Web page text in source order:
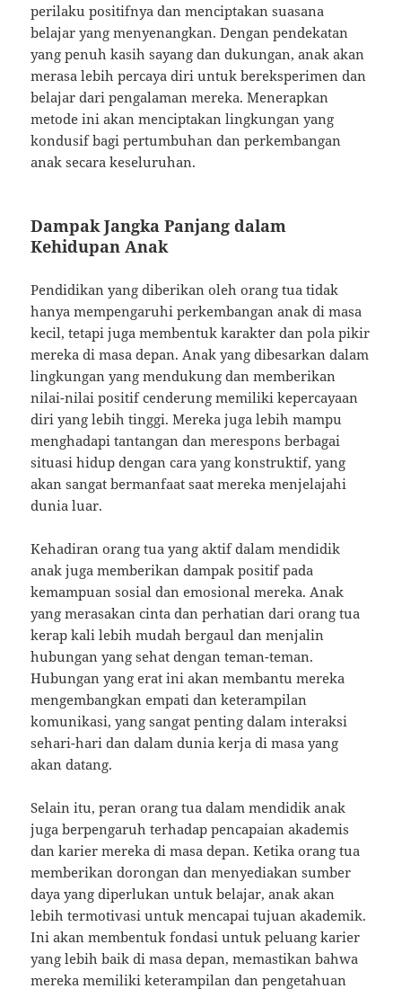
perilaku positifnya dan menciptakan suasana
belajar yang menyenangkan. Dengan pendekatan
yang penuh kasih sayang dan dukungan, anak akan
merasa lebih percaya diri untuk bereksperimen dan
belajar dari pengalaman mereka. Menerapkan
metode ini akan menciptakan lingkungan yang
kondusif bagi pertumbuhan dan perkembangan
anak secara keseluruhan.
Dampak Jangka Panjang dalam
Kehidupan Anak
Pendidikan yang diberikan oleh orang tua tidak
hanya mempengaruhi perkembangan anak di masa
kecil, tetapi juga membentuk karakter dan pola pikir
mereka di masa depan. Anak yang dibesarkan dalam
lingkungan yang mendukung dan memberikan
nilai-nilai positif cenderung memiliki kepercayaan
diri yang lebih tinggi. Mereka juga lebih mampu
menghadapi tantangan dan merespons berbagai
situasi hidup dengan cara yang konstruktif, yang
akan sangat bermanfaat saat mereka menjelajahi
dunia luar.
Kehadiran orang tua yang aktif dalam mendidik
anak juga memberikan dampak positif pada
kemampuan sosial dan emosional mereka. Anak
yang merasakan cinta dan perhatian dari orang tua
kerap kali lebih mudah bergaul dan menjalin
hubungan yang sehat dengan teman-teman.
Hubungan yang erat ini akan membantu mereka
mengembangkan empati dan keterampilan
komunikasi, yang sangat penting dalam interaksi
sehari-hari dan dalam dunia kerja di masa yang
akan datang.
Selain itu, peran orang tua dalam mendidik anak
juga berpengaruh terhadap pencapaian akademis
dan karier mereka di masa depan. Ketika orang tua
memberikan dorongan dan menyediakan sumber
daya yang diperlukan untuk belajar, anak akan
lebih termotivasi untuk mencapai tujuan akademik.
Ini akan membentuk fondasi untuk peluang karier
yang lebih baik di masa depan, memastikan bahwa
mereka memiliki keterampilan dan pengetahuan